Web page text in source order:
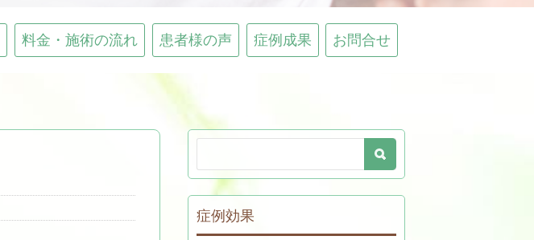
料金・施術の流れ 患者様の声 症例成果 お問合せ
症例効果